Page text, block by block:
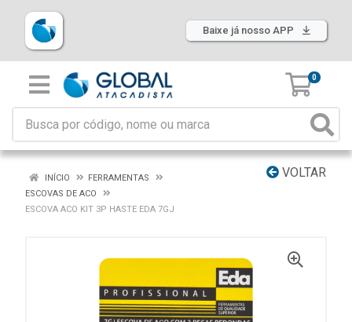
Baixe já nosso APP
0
VOLTAR
INÍCIO
FERRAMENTAS
ESCOVAS DE ACO
ESCOVA ACO KIT 3P HASTE EDA 7GJ